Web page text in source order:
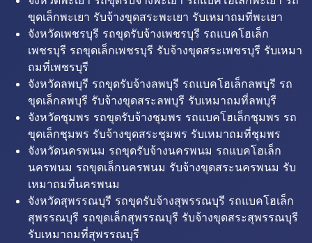
ขุดเล็กพะเยา รับจ้างขุดสระพะเยา รับเหมาถมที่พะเยา
จังหวัดเพชรบุรี รถขุดรับจ้างเพชรบุรี รถแบคโฮเล็ก
เพชรบุรี รถขุดเล็กเพชรบุรี รับจ้างขุดสระเพชรบุรี รับเหมา
ถมที่เพชรบุรี
จังหวัดลพบุรี รถขุดรับจ้างลพบุรี รถแบคโฮเล็กลพบุรี รถ
ขุดเล็กลพบุรี รับจ้างขุดสระลพบุรี รับเหมาถมที่ลพบุรี
จังหวัดชุมพร รถขุดรับจ้างชุมพร รถแบคโฮเล็กชุมพร รถ
ขุดเล็กชุมพร รับจ้างขุดสระชุมพร รับเหมาถมที่ชุมพร
จังหวัดนครพนม รถขุดรับจ้างนครพนม รถแบคโฮเล็ก
นครพนม รถขุดเล็กนครพนม รับจ้างขุดสระนครพนม รับ
เหมาถมที่นครพนม
จังหวัดสุพรรณบุรี รถขุดรับจ้างสุพรรณบุรี รถแบคโฮเล็ก
สุพรรณบุรี รถขุดเล็กสุพรรณบุรี รับจ้างขุดสระสุพรรณบุรี
รับเหมาถมที่สุพรรณบุรี